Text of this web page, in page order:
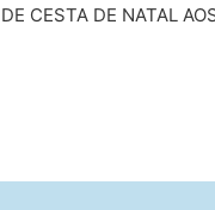
CESTA DE NATAL